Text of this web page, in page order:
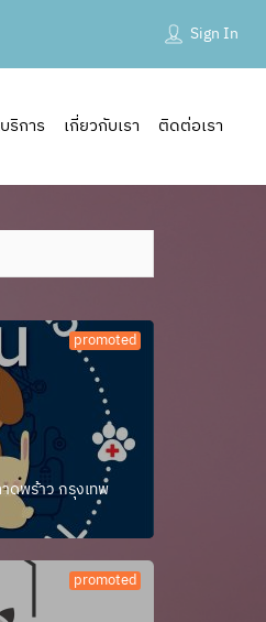
Sign In
ริการ เกี่ยวกับเรา ติดต่อเรา
promoted
ดพร้าว กรุงเทพ
promoted